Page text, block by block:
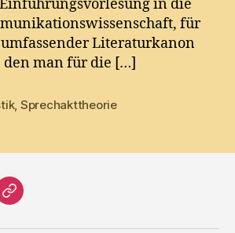
Sprechakte
in die
für
Literaturkanon
den man für die […]
, Sprechakttheorie
Impressum